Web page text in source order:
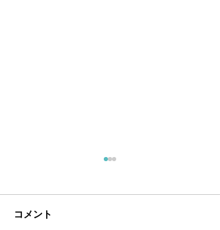
コメント